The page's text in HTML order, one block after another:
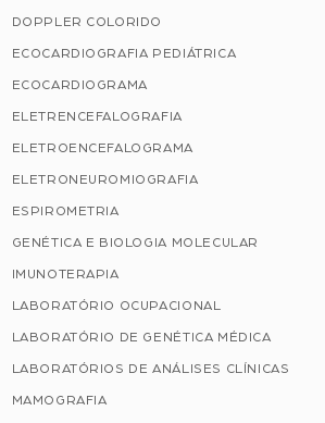
DOPPLER COLORIDO
ECOCARDIOGRAFIA PEDIÁTRICA
ECOCARDIOGRAMA
ELETRENCEFALOGRAFIA
ELETROENCEFALOGRAMA
ELETRONEUROMIOGRAFIA
ESPIROMETRIA
GENÉTICA E BIOLOGIA MOLECULAR
IMUNOTERAPIA
LABORATÓRIO OCUPACIONAL
LABORATÓRIO DE GENÉTICA MÉDICA
LABORATÓRIOS DE ANÁLISES CLÍNICAS
MAMOGRAFIA